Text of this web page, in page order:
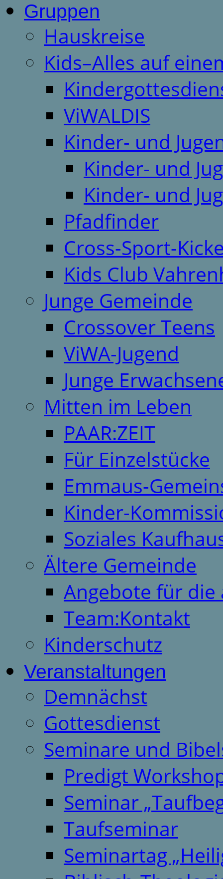
Gruppen
Hauskreise
Kids–Alles auf
ViWALDIS
Kinder- und
Kinder- und
Kinder- und
Pfadfinder
Cross-Sport-
Kids Club
Junge Gemeinde
Crossover Teens
ViWA-Jugend
Junge
Mitten im Leben
PAAR:ZEIT
Für Einzelstücke
Emmaus-
Kinder-
Soziales
Ältere Gemeinde
Angebote für
Team:Kontakt
Kinderschutz
Veranstaltungen
Demnächst
Gottesdienst
Seminare und
Predigt
Seminar
Taufseminar
Seminartag